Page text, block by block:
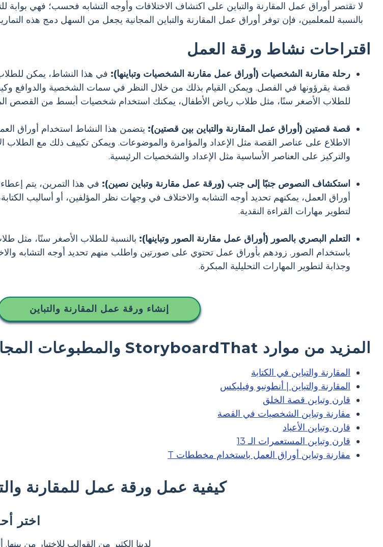
لا تقتصر أوراق عمل المقارنة والتباين على اكتشاف الاختلافات وأوجه التشابه فحسب؛ فهي بوابة
بالنسبة للمعلمين، فإن توفر أوراق عمل المقارنة والتباين المجانية يجعل من السهل دمج هذه
اقتراحات نشاط ورقة العمل
رحلة مقارنة الشخصيات (أوراق عمل مقارنة الشخصيات وتباينها): في هذا النشاط، يمكن
قصة يقرؤونها في الفصل. ويمكن القيام بذلك من خلال النظر في سمات الشخصية والدوافع
للطلاب الأصغر سنًا، مثل طلاب رياض الأطفال، يمكنك استخدام شخصيات أبسط من القصص
قصة قصتين (أوراق عمل المقارنة والتباين بين قصتين): يتضمن هذا النشاط استخدام أوراق
الاطلاع على عناصر القصة مثل الإعداد والمؤامرة والموضوعات. ويمكن تكييف ذلك مع
والتركيز على العناصر الأساسية مثل الإعداد والشخصيات الرئيسية.
استكشاف النصوص جنبًا إلى جنب (ورقة عمل مقارنة وتباين نصين): في هذا التمرين، يتم
أوراق العمل، يمكنهم تحديد أوجه التشابه والاختلاف في وجهات نظر المؤلفين، أو أساليب
لتطوير مهارات القراءة النقدية.
التعلم البصري بالصور (أوراق عمل مقارنة الصور وتباينها): بالنسبة للطلاب الأصغر سنًا، مثل
باستخدام الصور. زودهم بأوراق عمل تحتوي على صورتين واطلب منهم تحديد أوجه التشابه
وجذابة لتطوير المهارات التحليلية المبكرة.
إنشاء ورقة عمل المقارنة والتباين
المزيد من موارد StoryboardThat والمطبوعات المجانية
المقارنة والتباين في الكتابة
المقارنة والتباين | أنطونيو وفيليكس
قارن وتباين قصة الخلق
مقارنة وتباين الشخصيات في القصة
قارن وتباين الأعياد
قارن وتباين المستعمرات الـ 13
مقارنة وتباين أوراق العمل باستخدام مخططات T
كيفية عمل ورقة عمل للمقارنة
اختر
لدينا الكثير من القوالب للاختيار من